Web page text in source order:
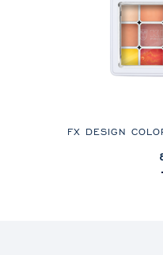
FX DESIGN